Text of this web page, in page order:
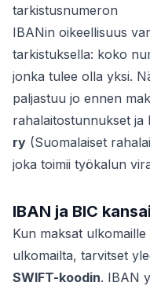
tarkistusnumeron
IBANin oikeellisuus
tarkistuksella: koko
jonka tulee olla yksi.
paljastuu jo ennen
rahalaitostunnukset ja
ry (Suomalaiset
joka toimii työkalun
IBAN ja BIC
Kun maksat
ulkomailta, tarvitset
SWIFT-koodin. IBAN